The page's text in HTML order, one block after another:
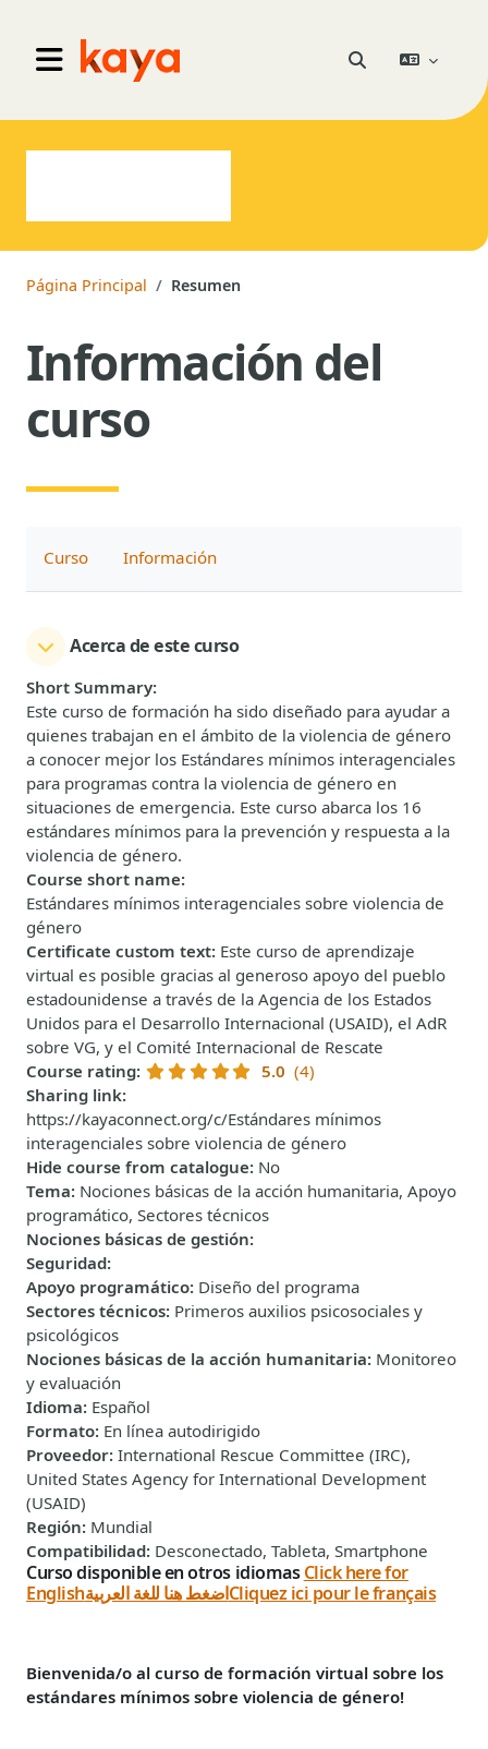
Panel lateral
Go to home Selector de
Página Principal Resumen
Información del
curso
Curso Información
Acerca de este curso
Short Summary:
Este curso de formación ha sido diseñado para ayudar a
quienes trabajan en el ámbito de la violencia de género
a conocer mejor los Estándares mínimos interagenciales
para programas contra la violencia de género en
situaciones de emergencia. Este curso abarca los 16
estándares mínimos para la prevención y respuesta a la
violencia de género.
Course short name:
Estándares mínimos interagenciales sobre violencia de
género
Certificate custom text: Este curso de aprendizaje
virtual es posible gracias al generoso apoyo del pueblo
estadounidense a través de la Agencia de los Estados
Unidos para el Desarrollo Internacional (USAID), el AdR
sobre VG, y el Comité Internacional de Rescate
Course rating: 5.0 (4)
Sharing link:
https://kayaconnect.org/c/Estándares mínimos
interagenciales sobre violencia de género
Hide course from catalogue: No
Tema: Nociones básicas de la acción humanitaria, Apoyo
programático, Sectores técnicos
Nociones básicas de gestión:
Seguridad:
Apoyo programático: Diseño del programa
Sectores técnicos: Primeros auxilios psicosociales y
psicológicos
Nociones básicas de la acción humanitaria: Monitoreo
y evaluación
Idioma: Español
Formato: En línea autodirigido
Proveedor: International Rescue Committee (IRC),
United States Agency for International Development
(USAID)
Región: Mundial
Compatibilidad: Desconectado, Tableta, Smartphone
Curso disponible en otros idiomasClick here for
Englishاضغط هنا للغة العربيةCliquez ici pour le français
Bienvenida/o al curso de formación virtual sobre los
estándares mínimos sobre violencia de género!